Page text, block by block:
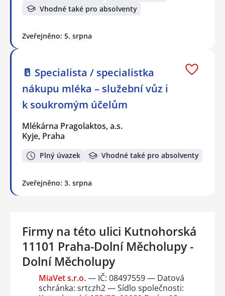
Vhodné také pro absolventy
Zveřejněno: 5. srpna
🥛 Specialista / specialistka
nákupu mléka – služební vůz i
k soukromým účelům
Mlékárna Pragolaktos, a.s.
Kyje, Praha
Plný úvazek Vhodné také pro absolventy
Zveřejněno: 3. srpna
Firmy na této ulici Kutnohorská
11101 Praha-Dolní Měcholupy -
Dolní Měcholupy
MiaVet s.r.o.— IČ: 08497559 — Datová
schránka: srtczh2 — Sídlo společnosti: